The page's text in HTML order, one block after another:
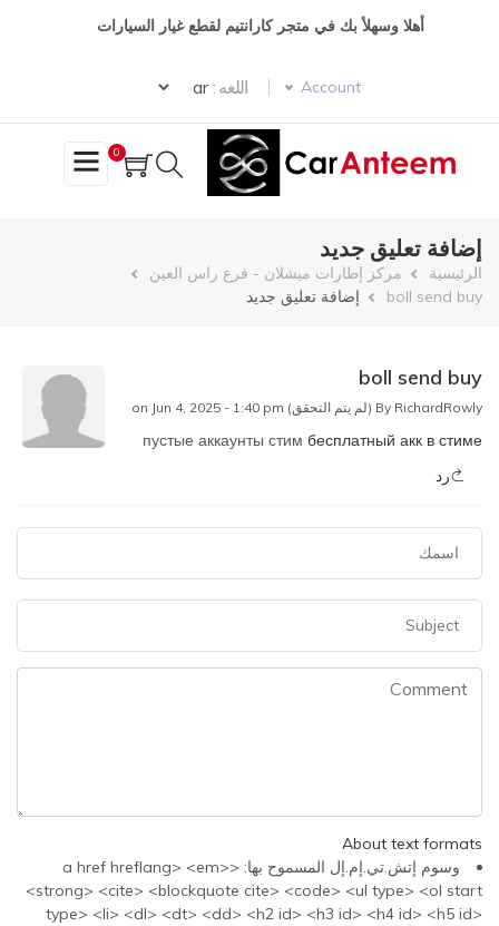
أهلا وسهلأ بك في متجر كارانتيم لقطع غيار السيارات
Account اللغه :
Select your language
0
إضافة تعليق جديد
مسار
الرئيسية
مركز إطارات ميشلان - فرع راس العين
boll send buy
إضافة تعليق جديد
boll send buy
By RichardRowly (لم يتم التحقق)
пустые аккаунты стим бесплатный акк в стиме
رد
About text formats
وسوم إتش.تي.إم.إل المسموح بها: <a href hreflang> <em>
<strong> <cite> <blockquote cite> <code> <ul type> <ol start
type> <li> <dl> <dt> <dd> <h2 id> <h3 id> <h4 id> <h5 id>